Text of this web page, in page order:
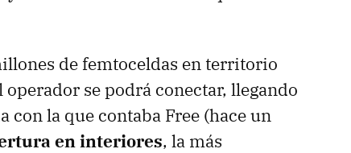
de femtoceldas en territorio
se podrá conectar, llegando
con la que contaba Free (hace un
en interiores, la más